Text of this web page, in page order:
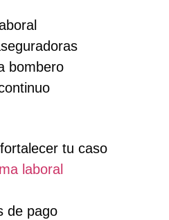
bombero
tu caso
laboral
de pago